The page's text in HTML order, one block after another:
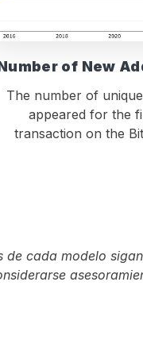
of New
The number of
appeared for the
transaction on the
de cada modelo